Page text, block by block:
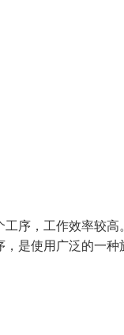
序，工作效率较
是使用广泛的一